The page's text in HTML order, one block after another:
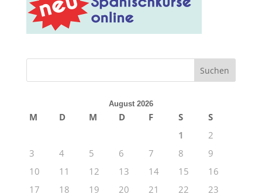
August 2026
M D M D F S
S
1
2
3
4 5 6 7 8
9
10
11 12 13 14 15
16
17
18 19 20 21 22 23